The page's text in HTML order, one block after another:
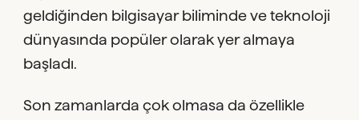
geldiğinden bilgisayar biliminde ve teknoloji
dünyasında popüler olarak yer almaya
başladı.
Son zamanlarda çok olmasa da özellikle